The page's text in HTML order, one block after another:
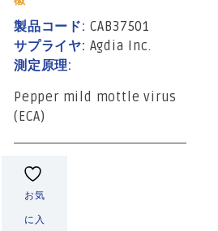
製品コード: CAB37501
サプライヤ: Agdia Inc.
測定原理:
Pepper mild mottle virus
(ECA)
お気
に入